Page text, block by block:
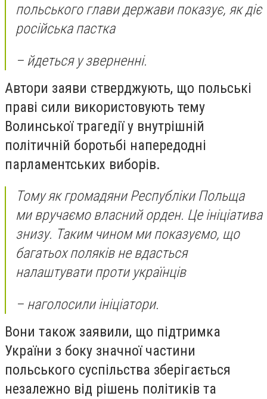
польського глави держави показує, як діє
російська пастка
– йдеться у зверненні.
Автори заяви стверджують, що польські
праві сили використовують тему
Волинської трагедії у внутрішній
політичній боротьбі напередодні
парламентських виборів.
Тому як громадяни Республіки Польща
ми вручаємо власний орден. Це ініціатива
знизу. Таким чином ми показуємо, що
багатьох поляків не вдасться
налаштувати проти українців
– наголосили ініціатори.
Вони також заявили, що підтримка
України з боку значної частини
польського суспільства зберігається
незалежно від рішень політиків та